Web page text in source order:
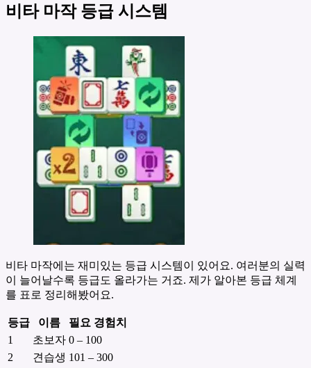
비타 마작 등급 시스템
비타 마작에는 재미있는 등급 시스템이 있어요. 여러분의 실력
이 늘어날수록 등급도 올라가는 거죠. 제가 알아본 등급 체계
를 표로 정리해봤어요.
등급 이름
필요 경험치
1
초보자 0 – 100
2
견습생 101 – 300